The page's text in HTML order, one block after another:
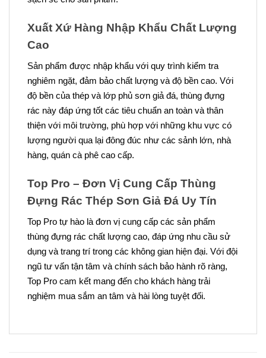
Xuất Xứ Hàng Nhập Khẩu Chất Lượng
Cao
Sản phẩm được nhập khẩu với quy trình kiểm tra
nghiêm ngặt, đảm bảo chất lượng và độ bền cao. Với
độ bền của thép và lớp phủ sơn giả đá, thùng đựng
rác này đáp ứng tốt các tiêu chuẩn an toàn và thân
thiện với môi trường, phù hợp với những khu vực có
lượng người qua lại đông đúc như các sảnh lớn, nhà
hàng, quán cà phê cao cấp.
Top Pro – Đơn Vị Cung Cấp Thùng
Đựng Rác Thép Sơn Giả Đá Uy Tín
Top Pro tự hào là đơn vị cung cấp các sản phẩm
thùng đựng rác chất lượng cao, đáp ứng nhu cầu sử
dụng và trang trí trong các không gian hiện đại. Với đội
ngũ tư vấn tận tâm và chính sách bảo hành rõ ràng,
Top Pro cam kết mang đến cho khách hàng trải
nghiệm mua sắm an tâm và hài lòng tuyệt đối.